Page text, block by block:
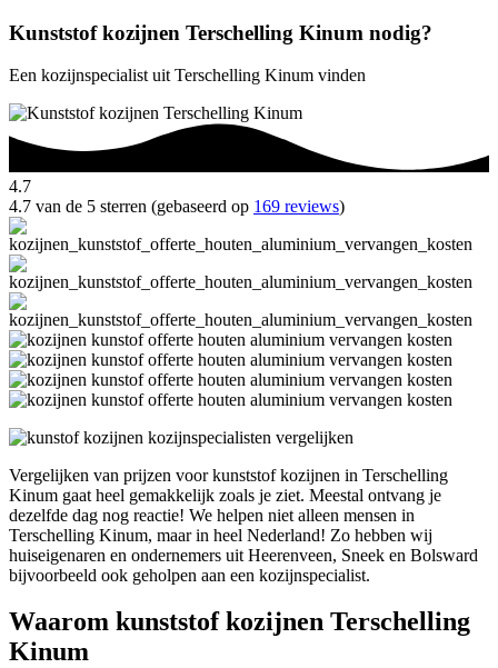
Kunststof kozijnen Terschelling Kinum nodig?
Een kozijnspecialist uit Terschelling Kinum vinden
4.7
4.7 van de 5 sterren (gebaseerd op 169 reviews)
Vergelijken van prijzen voor kunststof kozijnen in Terschelling
Kinum gaat heel gemakkelijk zoals je ziet. Meestal ontvang je
dezelfde dag nog reactie! We helpen niet alleen mensen in
Terschelling Kinum, maar in heel Nederland! Zo hebben wij
huiseigenaren en ondernemers uit Heerenveen, Sneek en Bolsward
bijvoorbeeld ook geholpen aan een kozijnspecialist.
Waarom kunststof kozijnen Terschelling
Kinum